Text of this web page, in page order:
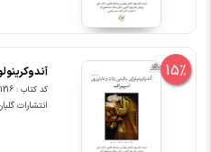
15%
کد کتاب : 201216
انتشارات